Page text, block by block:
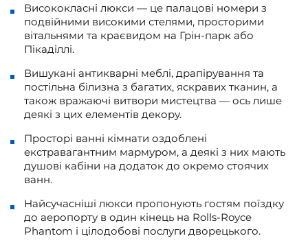
Висококласні люкси — це палацові номери з
подвійними високими стелями, просторими
вітальнями та краєвидом на Грін-парк або
Пікаділлі.
Вишукані антикварні меблі, драпірування та
постільна білизна з багатих, яскравих тканин, а
також вражаючі витвори мистецтва — ось лише
деякі з цих елементів декору.
Просторі ванні кімнати оздоблені
екстравагантним мармуром, а деякі з них мають
душові кабіни на додаток до окремо стоячих
ванн.
Найсучасніші люкси пропонують гостям поїздку
до аеропорту в один кінець на Rolls-Royce
Phantom і цілодобові послуги дворецького.